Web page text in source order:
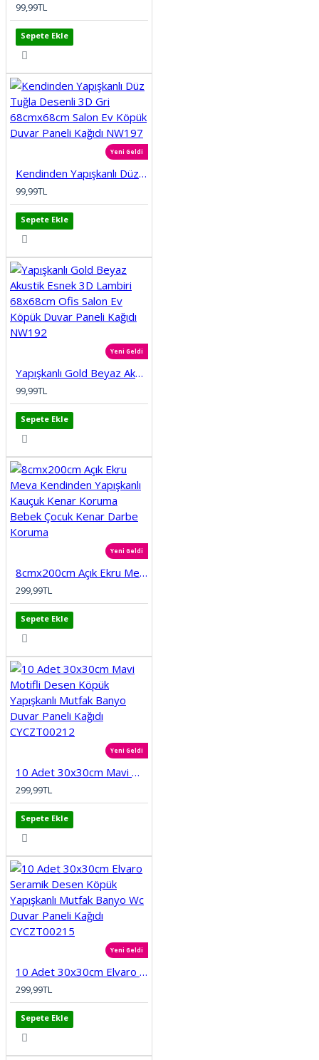
99,99TL
Sepete Ekle
Yeni Geldi
Kendinden Yapışkanlı Düz Tuğla Desenli 3D Gri 68cmx68cm Salon Ev Köpük Duvar Paneli Kağıdı NW197
99,99TL
Sepete Ekle
Yeni Geldi
Yapışkanlı Gold Beyaz Akustik Esnek 3D Lambiri 68x68cm Ofis Salon Ev Köpük Duvar Paneli Kağıdı NW192
99,99TL
Sepete Ekle
Yeni Geldi
8cmx200cm Açık Ekru Meva Kendinden Yapışkanlı Kauçuk Kenar Koruma Bebek Çocuk Kenar Darbe Koruma
299,99TL
Sepete Ekle
Yeni Geldi
10 Adet 30x30cm Mavi Motifli Desen Köpük Yapışkanlı Mutfak Banyo Duvar Paneli Kağıdı CYCZT00212
299,99TL
Sepete Ekle
Yeni Geldi
10 Adet 30x30cm Elvaro Seramik Desen Köpük Yapışkanlı Mutfak Banyo Wc Duvar Paneli Kağıdı CYCZT00215
299,99TL
Sepete Ekle